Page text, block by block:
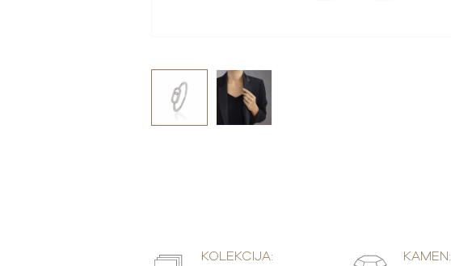
KOLEKCIJA:
KAMEN: